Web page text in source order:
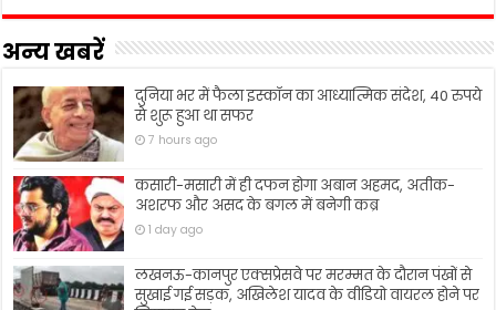
अन्य खबरें
दुनिया भर में फैला इस्कॉन का आध्यात्मिक संदेश, 40 रुपये
से शुरू हुआ था सफर
7 hours ago
कसारी-मसारी में ही दफन होगा अबान अहमद, अतीक-
अशरफ और असद के बगल में बनेगी कब्र
1 day ago
लखनऊ-कानपुर एक्सप्रेसवे पर मरम्मत के दौरान पंखों से
सुखाई गई सड़क, अखिलेश यादव के वीडियो वायरल होने पर